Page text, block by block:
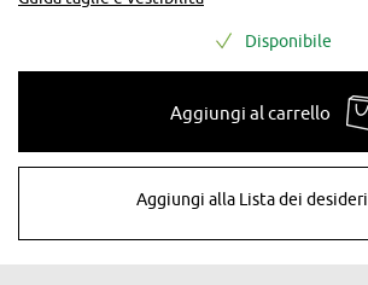
Disponibile
Aggiungi al carrello
Aggiungi alla Lista dei desideri